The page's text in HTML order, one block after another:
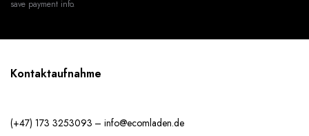
save payment info.
Kontaktaufnahme
(+47) 173 3253093 – info@ecomladen.de